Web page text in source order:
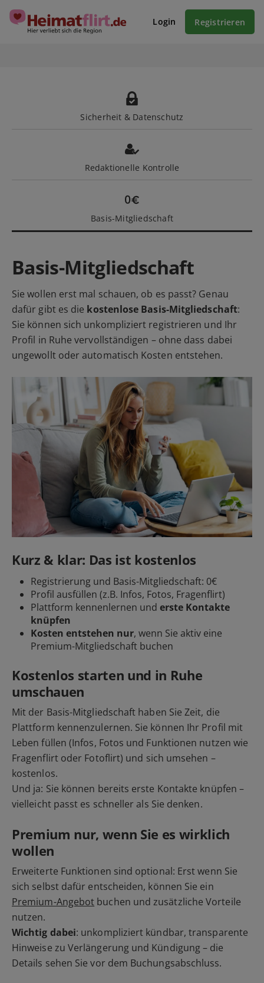
Login Registrieren
Sicherheit & Datenschutz
Redaktionelle Kontrolle
Basis-Mitgliedschaft
Basis-Mitgliedschaft
Sie wollen erst mal schauen, ob es passt? Genau
dafür gibt es die kostenlose Basis-Mitgliedschaft:
Sie können sich unkompliziert registrieren und Ihr
Profil in Ruhe vervollständigen – ohne dass dabei
ungewollt oder automatisch Kosten entstehen.
Kurz & klar: Das ist kostenlos
Registrierung und Basis-Mitgliedschaft: 0€
Profil ausfüllen (z.B. Infos, Fotos, Fragenflirt)
Plattform kennenlernen und erste Kontakte
knüpfen
Kosten entstehen nur, wenn Sie aktiv eine
Premium-Mitgliedschaft buchen
Kostenlos starten und in Ruhe
umschauen
Mit der Basis-Mitgliedschaft haben Sie Zeit, die
Plattform kennenzulernen. Sie können Ihr Profil mit
Leben füllen (Infos, Fotos und Funktionen nutzen wie
Fragenflirt oder Fotoflirt) und sich umsehen –
kostenlos.
Und ja: Sie können bereits erste Kontakte knüpfen –
vielleicht passt es schneller als Sie denken.
Premium nur, wenn Sie es wirklich
wollen
Erweiterte Funktionen sind optional: Erst wenn Sie
sich selbst dafür entscheiden, können Sie ein
Premium-Angebot buchen und zusätzliche Vorteile
nutzen.
Wichtig dabei: unkompliziert kündbar, transparente
Hinweise zu Verlängerung und Kündigung – die
Details sehen Sie vor dem Buchungsabschluss.